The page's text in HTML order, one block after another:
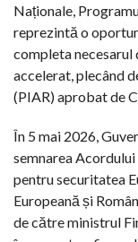
Naționale,
reprezintă o
completa
accelerat, plecând
(PIAR) aprobat de
În 5 mai 2026,
semnarea
pentru securitatea
Europeană și
de către ministrul